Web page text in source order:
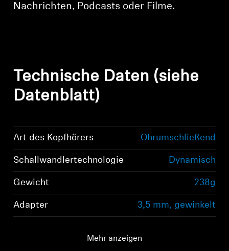
Nachrichten, Podcasts oder Filme.
Technische Daten (siehe
Datenblatt)
Art des Kopfhörers Ohrumschließend
Schallwandlertechnologie Dynamisch
Gewicht 238g
Adapter 3,5 mm, gewinkelt
Mehr anzeigen